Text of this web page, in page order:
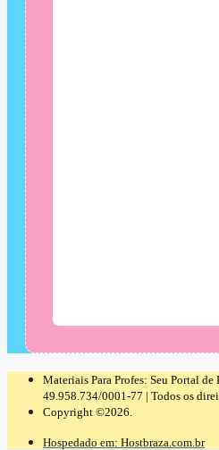
Materiais Para Profes: Seu Portal de
49.958.734/0001-77 | Todos os
Copyright ©2026.
Hospedado em: Hostbraza.com.br